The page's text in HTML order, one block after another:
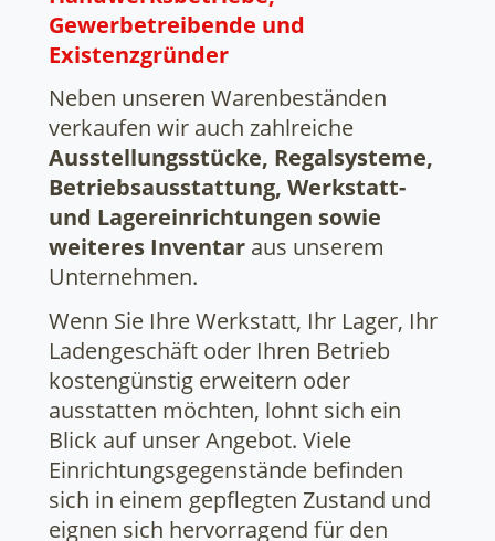
Gewerbetreibende und
Existenzgründer
Neben unseren Warenbeständen
verkaufen wir auch zahlreiche
Ausstellungsstücke, Regalsysteme,
Betriebsausstattung, Werkstatt-
und Lagereinrichtungen sowie
weiteres Inventar aus unserem
Unternehmen.
Wenn Sie Ihre Werkstatt, Ihr Lager, Ihr
Ladengeschäft oder Ihren Betrieb
kostengünstig erweitern oder
ausstatten möchten, lohnt sich ein
Blick auf unser Angebot. Viele
Einrichtungsgegenstände befinden
sich in einem gepflegten Zustand und
eignen sich hervorragend für den